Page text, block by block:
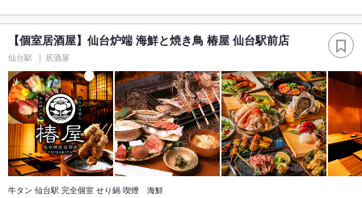
【個室居酒屋】仙台炉端 海鮮と焼き鳥 椿屋 仙台駅前店
仙台駅 居酒屋
牛タン 仙台駅 完全個室 せり鍋 喫煙 海鮮